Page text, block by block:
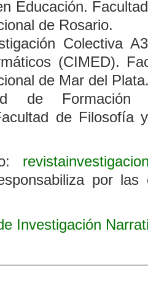
Educación.
de Rosario.
Colectiva
(CIMED).
de Mar del
de Formación
de Filosofía
por las
Investigación